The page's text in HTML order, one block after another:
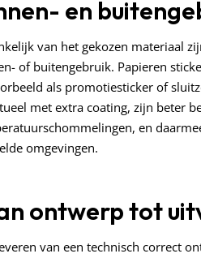
en
van het gekozen materiaal
of buitengebruik. Papieren
als promotiesticker of
met extra coating, zijn beter
en
omgevingen.
ontwerp tot
van een technisch correct